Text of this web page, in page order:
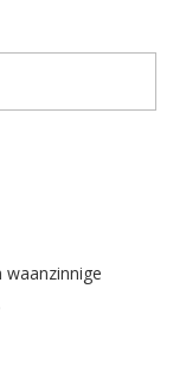
waanzinnige